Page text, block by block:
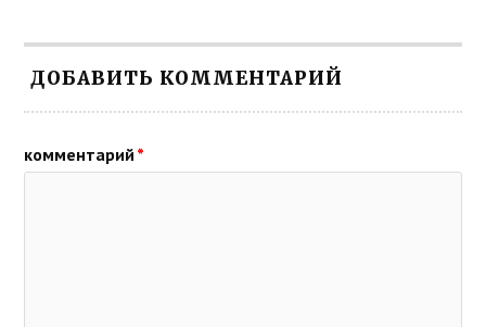
ДОБАВИТЬ КОММЕНТАРИЙ
комментарий *